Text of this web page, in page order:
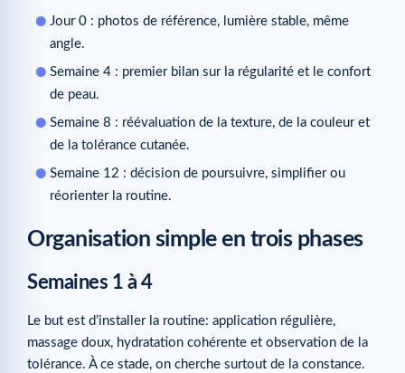
Jour 0 : photos de référence, lumière stable, même
angle.
Semaine 4 : premier bilan sur la régularité et le confort
de peau.
Semaine 8 : réévaluation de la texture, de la couleur et
de la tolérance cutanée.
Semaine 12 : décision de poursuivre, simplifier ou
réorienter la routine.
Organisation simple en trois phases
Semaines 1 à 4
Le but est d’installer la routine: application régulière,
massage doux, hydratation cohérente et observation de la
tolérance. À ce stade, on cherche surtout de la constance.